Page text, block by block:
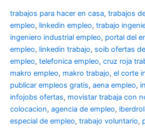
trabajos para hacer en casa, trabajos
empleo, linkedin empleo, trabajo
ingeniero industrial empleo, portal del
empleo, linkedin trabajo, soib ofertas
empleo, telefonica empleo, cruz roja
makro empleo, makro trabajo, el corte
publicar empleos gratis, aena empleo,
infojobs ofertas, movistar trabaja con
colocacion, agencia de empleo,
especial de empleo, trabajo voluntario,